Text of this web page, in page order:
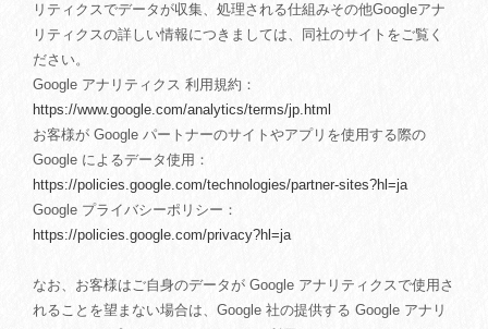
リティクスでデータが収集、処理される仕組みその他Googleアナ
リティクスの詳しい情報につきましては、同社のサイトをご覧く
ださい。
Google アナリティクス 利用規約：
https://www.google.com/analytics/terms/jp.html
お客様が Google パートナーのサイトやアプリを使用する際の
Google によるデータ使用：
https://policies.google.com/technologies/partner-sites?hl=ja
Google プライバシーポリシー：
https://policies.google.com/privacy?hl=ja
なお、お客様はご自身のデータが Google アナリティクスで使用さ
れることを望まない場合は、Google 社の提供する Google アナリ